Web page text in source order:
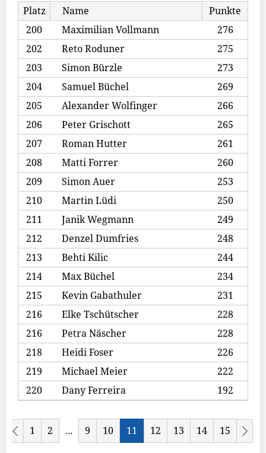
Platz Name
Punkte
200
Maximilian Vollmann
276
202
Reto Roduner
275
203
Simon Bürzle
273
204
Samuel Büchel
269
205
Alexander Wolfinger
266
206
Peter Grischott
265
207
Roman Hutter
261
208
Matti Forrer
260
209
Simon Auer
253
210
Martin Lüdi
250
211
Janik Wegmann
249
212
Denzel Dumfries
248
213
Behti Kilic
244
214
Max Büchel
234
215
Kevin Gabathuler
231
216
Elke Tschütscher
228
216
Petra Näscher
228
218
Heidi Foser
226
219
Michael Meier
222
220
Dany Ferreira 192
1 2 ... 9 10 11 12 13 14 15